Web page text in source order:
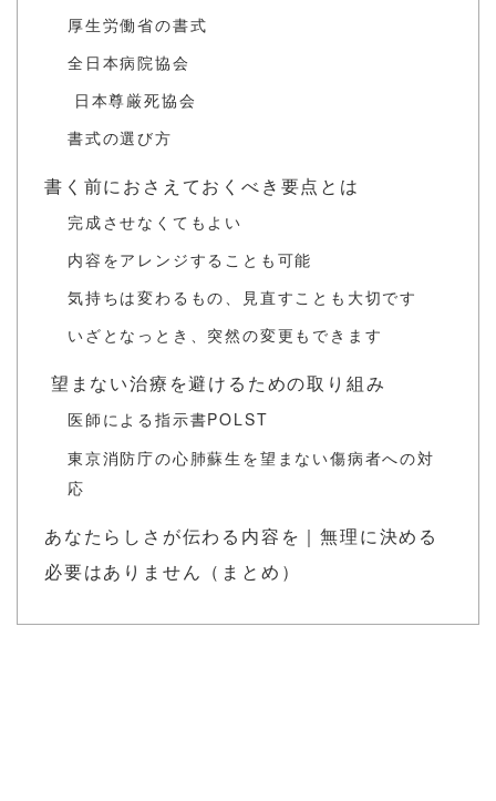
厚生労働省の書式
全日本病院協会
日本尊厳死協会
書式の選び方
書く前におさえておくべき要点とは
完成させなくてもよい
内容をアレンジすることも可能
気持ちは変わるもの、見直すことも大切です
いざとなっとき、突然の変更もできます
望まない治療を避けるための取り組み
医師による指示書POLST
東京消防庁の心肺蘇生を望まない傷病者への対
応
あなたらしさが伝わる内容を｜無理に決める
必要はありません（まとめ）